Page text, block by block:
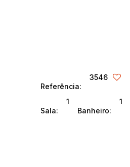
Referência:
3546
Sala:
1
Banheiro:
1